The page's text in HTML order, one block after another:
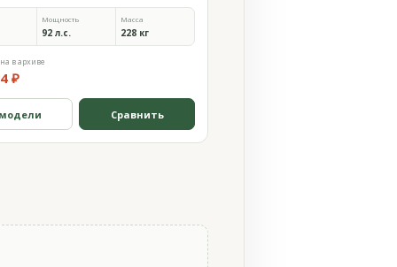
Мощность
92 л.с.
Масса
228 кг
в архиве
₽
Сравнить